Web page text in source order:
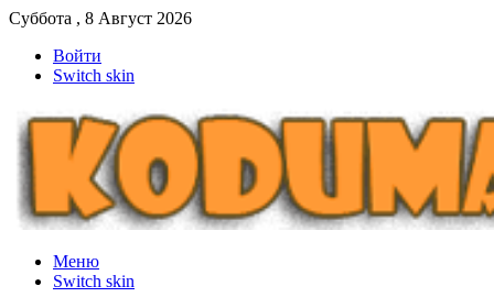
Суббота , 8 Август 2026
Войти
Switch skin
Меню
Switch skin